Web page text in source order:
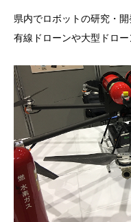
県内でロボットの研究・
有線ドローンや大型ドロー